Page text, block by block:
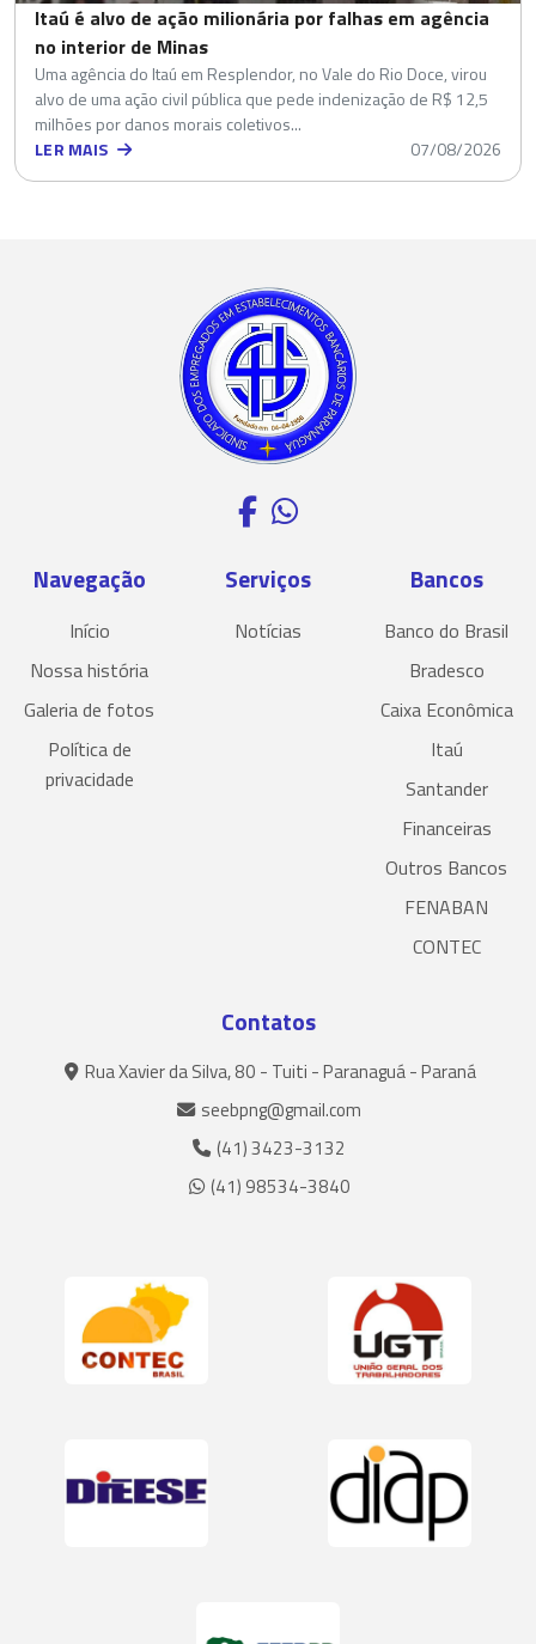
Itaú é alvo de ação milionária por falhas em agência
no interior de Minas
Uma agência do Itaú em Resplendor, no Vale do Rio Doce, virou
alvo de uma ação civil pública que pede indenização de R$ 12,5
milhões por danos morais coletivos...
LER MAIS
07/08/2026
Navegação
Início
Nossa história
Galeria de fotos
Política de
privacidade
Serviços
Notícias
Bancos
Banco do Brasil
Bradesco
Caixa Econômica
Itaú
Santander
Financeiras
Outros Bancos
FENABAN
CONTEC
Contatos
Rua Xavier da Silva, 80 - Tuiti - Paranaguá - Paraná
seebpng@gmail.com
(41) 3423-3132
(41) 98534-3840